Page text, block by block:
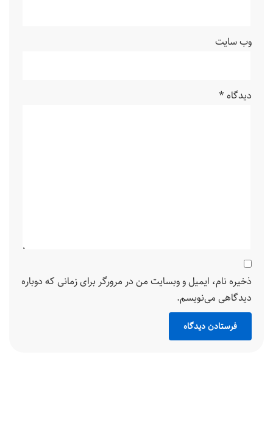
وب‌ سایت
دیدگاه *
ذخیره نام، ایمیل و وبسایت من در مرورگر برای زمانی که دوباره
دیدگاهی می‌نویسم.